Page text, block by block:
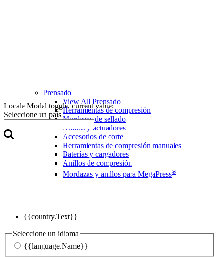
Locale Modal toggle, current value:
Seleccione un país
{{country.Text}}
Seleccione un idioma
{{language.Name}}
Prensado
View All Prensado
Herramientas de compresión
Mordazas de sellado
Anillos y actuadores
Accesorios de corte
Herramientas de compresión manuales
Baterías y cargadores
Anillos de compresión
Mordazas y anillos para MegaPress®